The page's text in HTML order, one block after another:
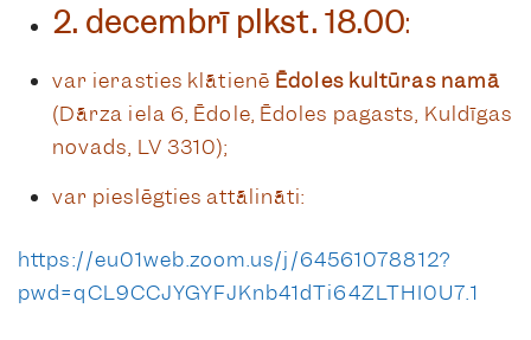
2. decembrīplkst. 18.00:
var ierasties klātienē Ēdoles kultūras namā
(Dārza iela 6, Ēdole, Ēdoles pagasts, Kuldīgas
novads, LV 3310);
var pieslēgties attālināti:
https://eu01web.zoom.us/j/64561078812?
pwd=qCL9CCJYGYFJKnb41dTi64ZLTHI0U7.1